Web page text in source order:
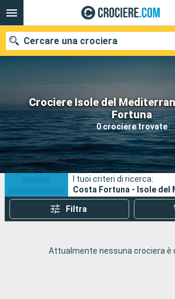
Crociere Isole del
Fortuna
0 crociere trovate
Cercare una crociera
Le nostre destinazioni
Mesi di partenza
Porti
Ricerca
I tuoi criteri di ricerca:
Costa Fortuna - Isole del
Filtra
Attualmente nessuna crociera è